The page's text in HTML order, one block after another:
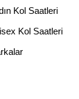
Kol Saatleri
Kol Saatleri